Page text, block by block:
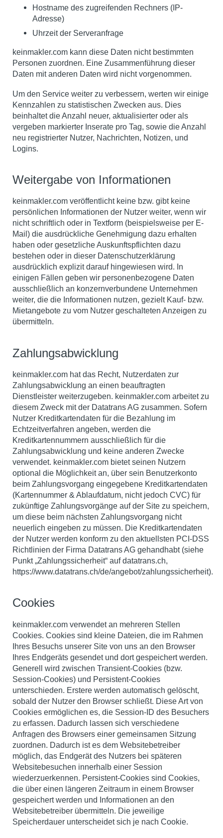
Hostname des zugreifenden Rechners (IP-
Adresse)
Uhrzeit der Serveranfrage
keinmakler.com kann diese Daten nicht bestimmten
Personen zuordnen. Eine Zusammenführung dieser
Daten mit anderen Daten wird nicht vorgenommen.
Um den Service weiter zu verbessern, werten wir einige
Kennzahlen zu statistischen Zwecken aus. Dies
beinhaltet die Anzahl neuer, aktualisierter oder als
vergeben markierter Inserate pro Tag, sowie die Anzahl
neu registrierter Nutzer, Nachrichten, Notizen, und
Logins.
Weitergabe von Informationen
keinmakler.com veröffentlicht keine bzw. gibt keine
persönlichen Informationen der Nutzer weiter, wenn wir
nicht schriftlich oder in Textform (beispielsweise per E-
Mail) die ausdrückliche Genehmigung dazu erhalten
haben oder gesetzliche Auskunftspflichten dazu
bestehen oder in dieser Datenschutzerklärung
ausdrücklich explizit darauf hingewiesen wird. In
einigen Fällen geben wir personenbezogene Daten
ausschließlich an konzernverbundene Unternehmen
weiter, die die Informationen nutzen, gezielt Kauf- bzw.
Mietangebote zu vom Nutzer geschalteten Anzeigen zu
übermitteln.
Zahlungsabwicklung
keinmakler.com hat das Recht, Nutzerdaten zur
Zahlungsabwicklung an einen beauftragten
Dienstleister weiterzugeben. keinmakler.com arbeitet zu
diesem Zweck mit der Datatrans AG zusammen. Sofern
Nutzer Kreditkartendaten für die Bezahlung im
Echtzeitverfahren angeben, werden die
Kreditkartennummern ausschließlich für die
Zahlungsabwicklung und keine anderen Zwecke
verwendet. keinmakler.com bietet seinen Nutzern
optional die Möglichkeit an, über sein Benutzerkonto
beim Zahlungsvorgang eingegebene Kreditkartendaten
(Kartennummer & Ablaufdatum, nicht jedoch CVC) für
zukünftige Zahlungsvorgänge auf der Site zu speichern,
um diese beim nächsten Zahlungsvorgang nicht
neuerlich eingeben zu müssen. Die Kreditkartendaten
der Nutzer werden konform zu den aktuellsten PCI-DSS
Richtlinien der Firma Datatrans AG gehandhabt (siehe
Punkt „Zahlungssicherheit“ auf datatrans.ch,
https://www.datatrans.ch/de/angebot/zahlungssicherheit).
Cookies
keinmakler.com verwendet an mehreren Stellen
Cookies. Cookies sind kleine Dateien, die im Rahmen
Ihres Besuchs unserer Site von uns an den Browser
Ihres Endgeräts gesendet und dort gespeichert werden.
Generell wird zwischen Transient-Cookies (bzw.
Session-Cookies) und Persistent-Cookies
unterschieden. Erstere werden automatisch gelöscht,
sobald der Nutzer den Browser schließt. Diese Art von
Cookies ermöglichen es, die Session-ID des Besuchers
zu erfassen. Dadurch lassen sich verschiedene
Anfragen des Browsers einer gemeinsamen Sitzung
zuordnen. Dadurch ist es dem Websitebetreiber
möglich, das Endgerät des Nutzers bei späteren
Websitebesuchen innerhalb einer Session
wiederzuerkennen. Persistent-Cookies sind Cookies,
die über einen längeren Zeitraum in einem Browser
gespeichert werden und Informationen an den
Websitebetreiber übermitteln. Die jeweilige
Speicherdauer unterscheidet sich je nach Cookie.